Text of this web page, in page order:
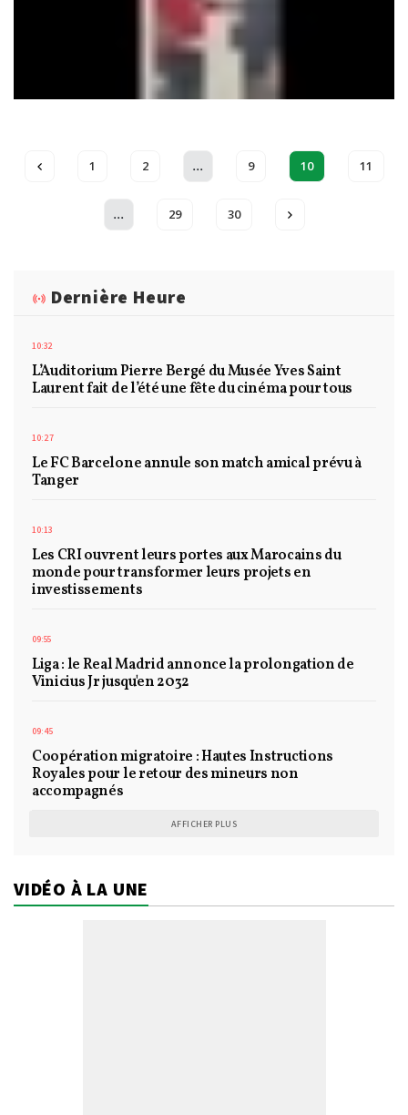
1 2 ... 9 10 11
... 29 30
Dernière Heure
10:32
L’Auditorium Pierre Bergé du Musée Yves Saint
Laurent fait de l’été une fête du cinéma pour tous
10:27
Le FC Barcelone annule son match amical prévu à
Tanger
10:13
Les CRI ouvrent leurs portes aux Marocains du
monde pour transformer leurs projets en
investissements
09:55
Liga : le Real Madrid annonce la prolongation de
Vinicius Jr jusqu'en 2032
09:45
Coopération migratoire : Hautes Instructions
Royales pour le retour des mineurs non
accompagnés
AFFICHER PLUS
VIDÉO À LA UNE